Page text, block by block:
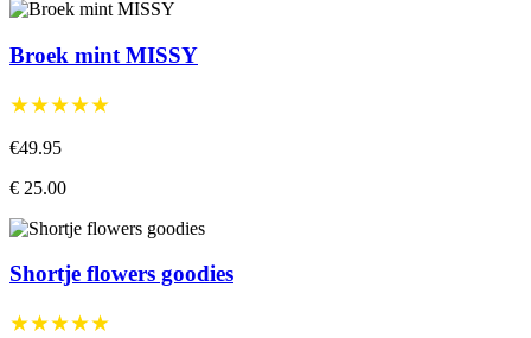
Broek mint MISSY
★★★★★
€49.95
€ 25.00
Shortje flowers goodies
★★★★★